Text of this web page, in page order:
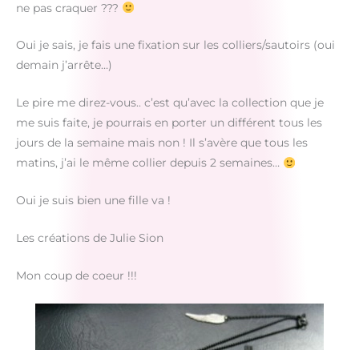
ne pas craquer ???
Oui je sais, je fais une fixation sur les colliers/sautoirs (oui
demain j’arrête…)
Le pire me direz-vous.. c’est qu’avec la collection que je
me suis faite, je pourrais en porter un différent tous les
jours de la semaine mais non ! Il s’avère que tous les
matins, j’ai le même collier depuis 2 semaines…
Oui je suis bien une fille va !
Les créations de Julie Sion
Mon coup de coeur !!!